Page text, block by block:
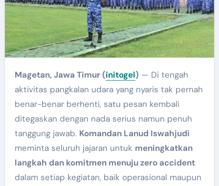
Magetan, Jawa Timur (initogel) — Di tengah
aktivitas pangkalan udara yang nyaris tak pernah
benar-benar berhenti, satu pesan kembali
ditegaskan dengan nada serius namun penuh
tanggung jawab. Komandan Lanud Iswahjudi
meminta seluruh jajaran untuk meningkatkan
langkah dan komitmen menuju zero accident
dalam setiap kegiatan, baik operasional maupun